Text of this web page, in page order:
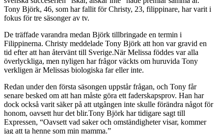
Tony Björk, 46, som har fallit för Christy, 23, filippinare, har varit i
fokus för tre säsonger av tv.
De träffade varandra medan Björk tillbringade en termin i
Filippinerna. Christy meddelade Tony Björk att hon var gravid en
tid efter att han återvänt till Sverige.När Melissa föddes var alla
överlyckliga, men nyligen har frågor väckts om huruvida Tony
verkligen är Melissas biologiska far eller inte.
Redan under den första säsongen uppstår frågan, och Tony får
senare besked om att han måste göra ett faderskapsprov. Han har
dock också varit säker på att utgången inte skulle förändra något för
honom, oavsett hur det blir.Tony Björk har tidigare sagt till
Expressen, “Oavsett vad saker och omständigheter visar, kommer
jag att ta henne som min mamma.”